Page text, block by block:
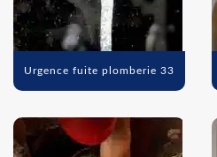
Urgence fuite plomberie 33